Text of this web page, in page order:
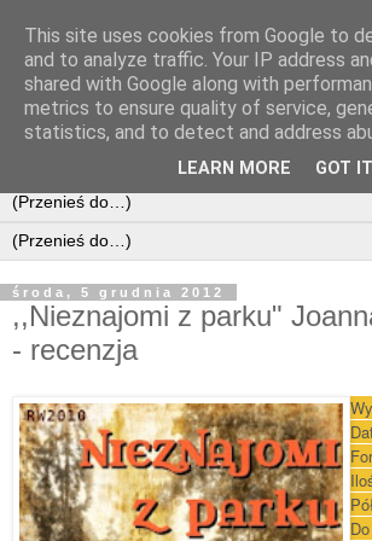
środa, 5 grudnia 2012
,,Nieznajomi z parku"
- recenzja
This site uses cookies from Google to
and to analyze traffic. Your IP address
shared with Google along with
metrics to ensure quality of service,
statistics, and to detect and address
LEARN MORE GOT IT